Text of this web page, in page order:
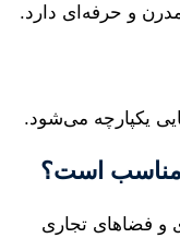
و حرفه‌ای دارد.
یکپارچه می‌شود.
مناسب است؟
و فضاهای تجاری